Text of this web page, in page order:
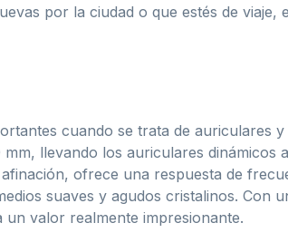
por la ciudad o que estés de
cuando se trata de
llevando los auriculares dinámicos
ofrece una respuesta de
suaves y agudos cristalinos. Con
valor realmente impresionante.